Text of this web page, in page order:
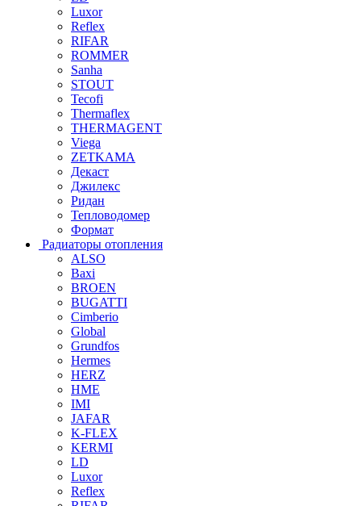
Luxor
Reflex
RIFAR
ROMMER
Sanha
STOUT
Tecofi
Thermaflex
THERMAGENT
Viega
ZETKAMA
Декаст
Джилекс
Ридан
Тепловодомер
Формат
Радиаторы отопления
ALSO
Baxi
BROEN
BUGATTI
Cimberio
Global
Grundfos
Hermes
HERZ
HME
IMI
JAFAR
K-FLEX
KERMI
LD
Luxor
Reflex